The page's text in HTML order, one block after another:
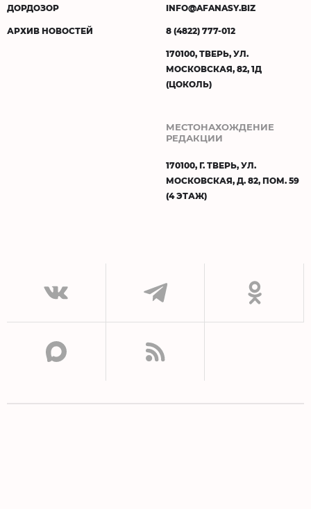
ДОРДОЗОР
АРХИВ НОВОСТЕЙ
INFO@AFANASY.BIZ
8 (4822) 777-012
170100, ТВЕРЬ, УЛ.
МОСКОВСКАЯ, 82, 1Д
(ЦОКОЛЬ)
МЕСТОНАХОЖДЕНИЕ
РЕДАКЦИИ
170100, Г. ТВЕРЬ, УЛ.
МОСКОВСКАЯ, Д. 82, ПОМ. 59
(4 ЭТАЖ)